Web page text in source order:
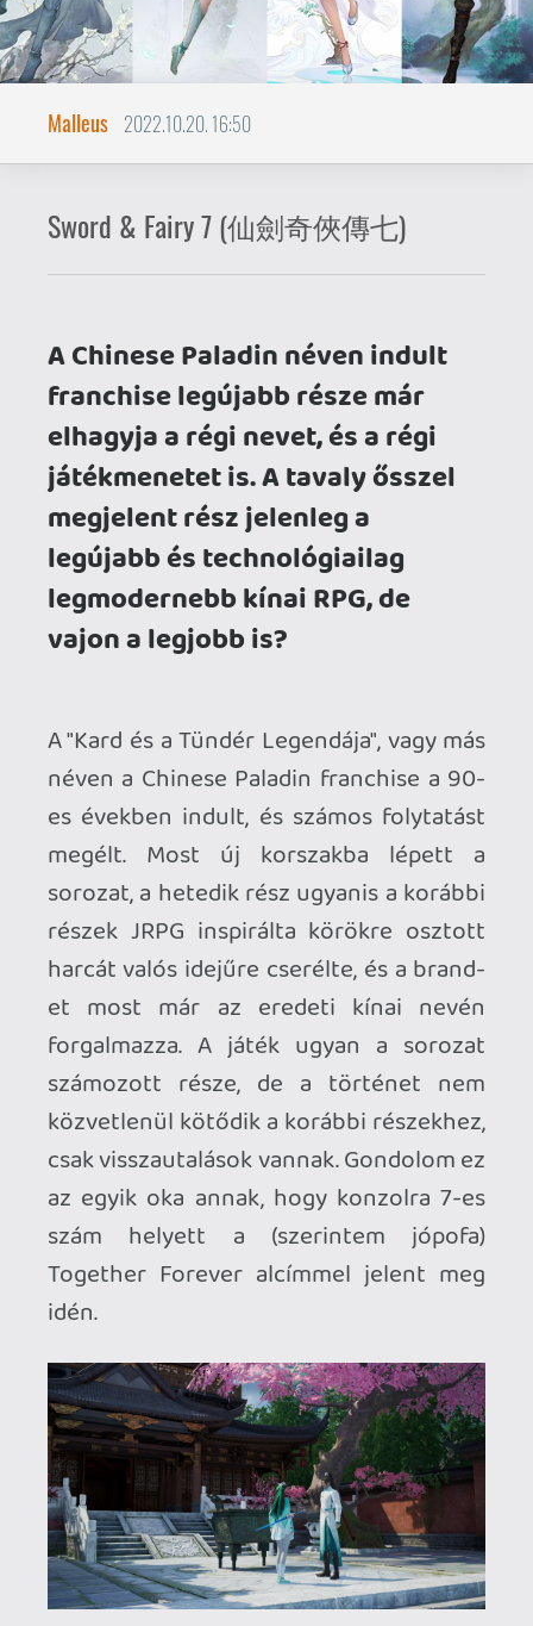
elhagyja a régi nevet, és a régi
játékmenetet is. A tavaly ősszel
megjelent rész jelenleg a
legújabb és technológiailag
megélt. Most új korszakba lépett a
részek JRPG inspirálta körökre osztott
harcát valós idejűre cserélte, és a brand-
et most már az eredeti kínai nevén
forgalmazza. A játék ugyan a sorozat
számozott része, de a történet nem
közvetlenül kötődik a korábbi részekhez,
csak visszautalások vannak. Gondolom ez
az egyik oka annak, hogy konzolra 7-es
szám helyett a (szerintem jópofa)
Tehát ugyanabban a világban járunk,
mint az előző részben, és a műfaj is
hasonlóan Xianxia, a high fantasy-hoz
hasonlóan nagy léptékű történettel,
nagy téttel, egy olyan világban ahol
találkozhatunk, varázslóiskolákat
látogathatunk és egy olyan konfliktussal
kell szembe néznünk, ami veszélybe
sodorhatja az egész világ rendjét. Egyik
főszereplőnk egy istenség, Xiu Wu, aki
alászáll a démonok világába, hogy elfogja
a ’Mennyei Boszorkány’ néven ismert
démont, ám küldetése kudarcot vall és az
emberek világában köt ki. Itt sorsa